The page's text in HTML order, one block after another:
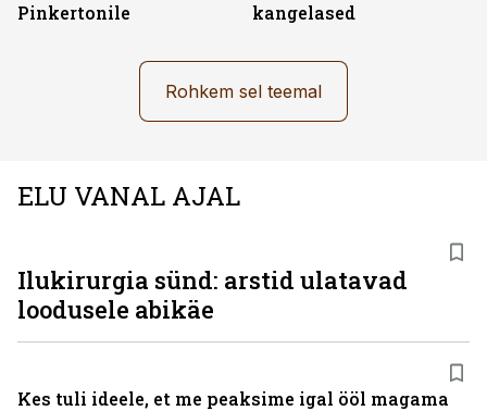
Pinkertonile
kangelased
Rohkem sel teemal
ELU VANAL AJAL
Ilukirurgia sünd: arstid ulatavad
loodusele abikäe
Kes tuli ideele, et me peaksime igal ööl magama